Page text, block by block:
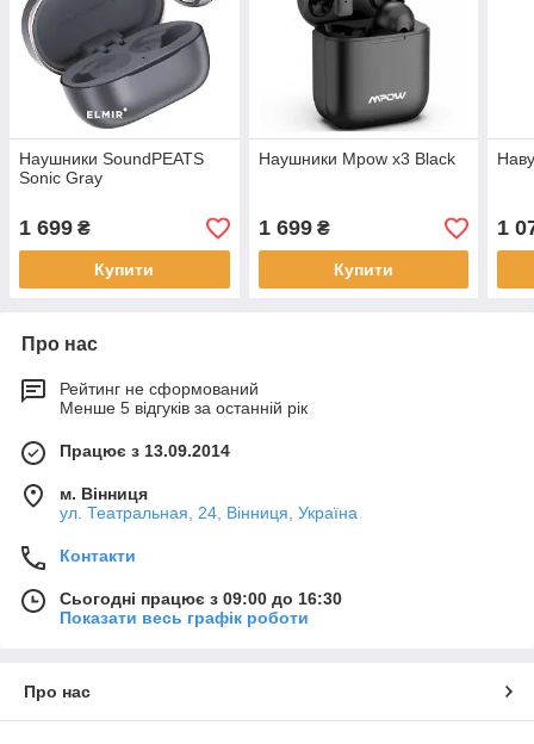
Наушники SoundPEATS
Sonic Gray
1 699 ₴
Купити
Наушники Mpow x3 Black
1 699₴
Купити
1
Про нас
Рейтинг не сформований
Менше 5 відгуків за останній рік
Працює з 13.09.2014
м. Вінниця
ул. Театральная, 24, Вінниця, Україна
Контакти
Сьогодні працює з 09:00 до 16:30
Показати весь графік роботи
Про нас